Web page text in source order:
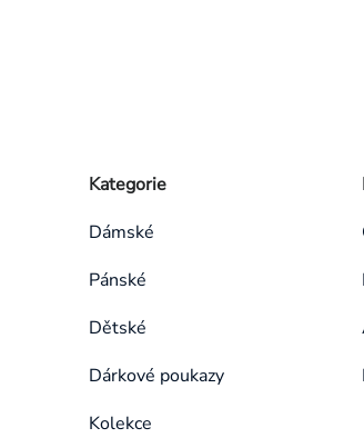
kategorie
Kategorie
Dámské
Pánské
Dětské
Dárkové poukazy
Kolekce